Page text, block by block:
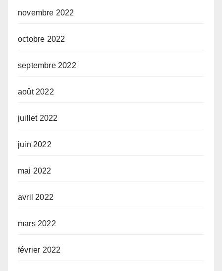
novembre 2022
octobre 2022
septembre 2022
août 2022
juillet 2022
juin 2022
mai 2022
avril 2022
mars 2022
février 2022